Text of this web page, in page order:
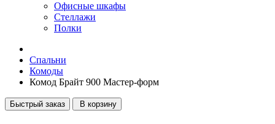
Офисные шкафы
Стеллажи
Полки
Спальни
Комоды
Комод Брайт 900 Мастер-форм
Быстрый заказ В корзину